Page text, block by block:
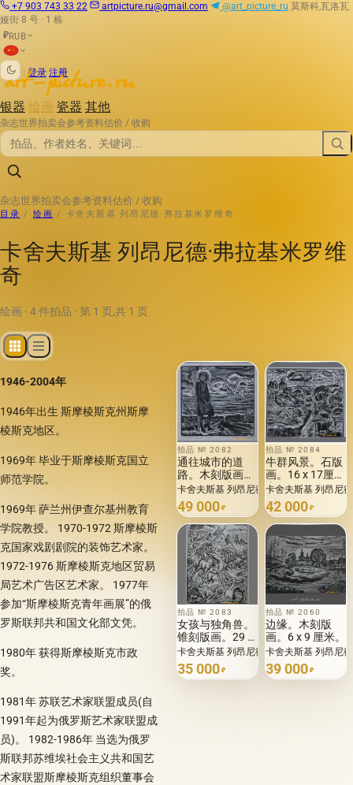
+7 903 743 33 22 artpicture.ru@gmail.com @art_picture_ru 莫斯科,瓦洛瓦
娅街 8 号 · 1 栋
₽RUB
登录 注册
银器 绘画 瓷器 其他
杂志世界拍卖会参考资料估价 / 收购
杂志世界拍卖会参考资料估价 / 收购
目录 / 绘画 / 卡舍夫斯基 列昂尼德·弗拉基米罗维奇
卡舍夫斯基 列昂尼德·弗拉基米罗维
奇
绘画 · 4 件拍品 · 第 1 页,共 1 页
1946-2004年
1946年出生 斯摩棱斯克州斯摩
棱斯克地区。
1969年 毕业于斯摩棱斯克国立
师范学院。
1969年 萨兰州伊查尔基州教育
学院教授。 1970-1972 斯摩棱斯
克国家戏剧剧院的装饰艺术家。
1972-1976 斯摩棱斯克地区贸易
局艺术广告区艺术家。 1977年
参加“斯摩棱斯克青年画展”的俄
罗斯联邦共和国文化部文凭。
1980年 获得斯摩棱斯克市政
奖。
1981年 苏联艺术家联盟成员(自
1991年起为俄罗斯艺术家联盟成
员)。 1982-1986年 当选为俄罗
斯联邦苏维埃社会主义共和国艺
术家联盟斯摩棱斯克组织董事会
拍品 № 2082
通往城市的道
路。木刻版画。
12 x 11厘米。
卡舍夫斯基 列昂尼德·弗拉基米罗维奇 ·
49 000 ₽
拍品 № 2084
牛群风景。石版
画。16 x 17厘
米。
卡舍夫斯基 列昂尼
42 000 ₽
拍品 № 2083
女孩与独角兽。
锥刻版画。29 x
22 厘米
卡舍夫斯基 列昂尼德·弗拉基米罗维奇 ·
35 000 ₽
拍品 № 2060
边缘。木刻版
画。6 x 9 厘米。
卡舍夫斯基 列昂尼
39 000 ₽